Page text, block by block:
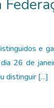
e
26 de
distinguir […]